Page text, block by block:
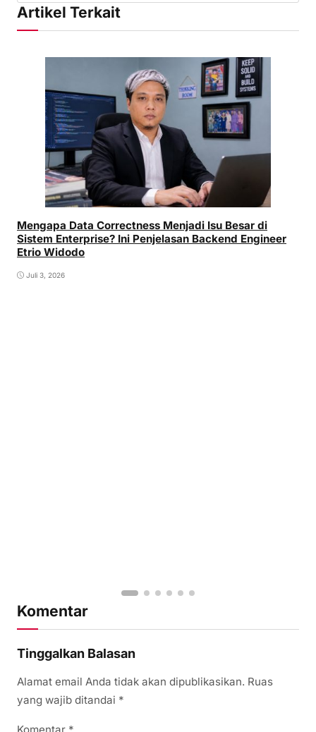
Artikel Terkait
Mengapa Data Correctness Menjadi Isu Besar di
Sistem Enterprise? Ini Penjelasan Backend Engineer
Etrio Widodo
Juli 3, 2026
Komentar
Tinggalkan Balasan
Alamat email Anda tidak akan dipublikasikan. Ruas
yang wajib ditandai *
Komentar *